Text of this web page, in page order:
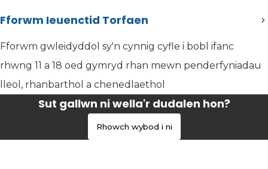
Fforwm Ieuenctid Torfaen
Fforwm gwleidyddol sy'n cynnig cyfle i bobl ifanc
rhwng 11 a 18 oed gymryd rhan mewn penderfyniadau
lleol, rhanbarthol a chenedlaethol
Sut gallwn ni wella'r dudalen hon?
Rhowch wybod i ni